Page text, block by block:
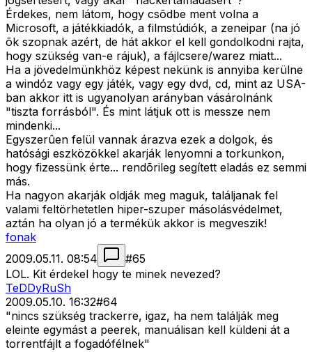
Érdekes, nem látom, hogy csõdbe ment volna a
Microsoft, a játékkiadók, a filmstúdiók, a zeneipar (na jó
õk szopnak azért, de hát akkor el kell gondolkodni rajta,
hogy szükség van-e rájuk), a fájlcsere/warez miatt...
Ha a jövedelmünkhöz képest nekünk is annyiba kerülne
a windóz vagy egy játék, vagy egy dvd, cd, mint az USA-
ban akkor itt is ugyanolyan arányban vásárolnánk
"tiszta forrásból". És mint látjuk ott is messze nem
mindenki...
Egyszerûen felül vannak árazva ezek a dolgok, és
hatósági eszközökkel akarják lenyomni a torkunkon,
hogy fizessünk érte... rendõrileg segített eladás ez semmi
más.
Ha nagyon akarják oldják meg maguk, találjanak fel
valami feltörhetetlen hiper-szuper másolásvédelmet,
aztán ha olyan jó a termékük akkor is megveszik!
fonak
2009.05.11. 08:54
#65
LOL. Kit érdekel hogy te minek nevezed?
TeDDyRuSh
2009.05.10. 16:32#64
"nincs szükség trackerre, igaz, ha nem találják meg
eleinte egymást a peerek, manuálisan kell küldeni át a
torrentfájlt a fogadófélnek"